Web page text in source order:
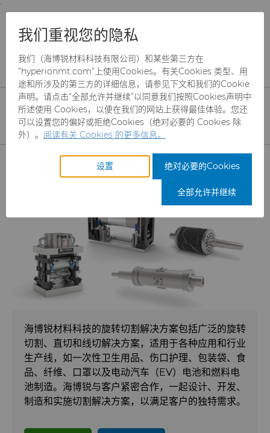
;
and information are based on this region.
Close Change region
CBN颗粒
CBN微粉
合成金刚石颗粒
超优级金刚石微粉
制罐模具
冲杯模具解决方案
拉伸模具解决方案
Extrusion Tooling Solutions
硬质合金棒料
高性能硬质合金棒料
通用硬质合金棒料
硬质合金轧辊
硬质合金轧辊
PCD & PCBN Tooling
研磨膏和研磨液
金刚石研磨膏
流体处理
卫生用品旋转切刀解决方案
高性能旋转切割解决方案，包括旋转切刀和
模块总成，广泛应用于各种工况，能够以更
高的速度进行切割，并具有持久可靠的切割
海博锐材料科技的旋转切割解决方案包括广泛的旋转
切割、直切和线切解决方案，适用于各种应用和行业
生产线，如一次性卫生用品、伤口护理、包装袋、食
品、纤维、口罩以及电动汽车（EV）电池和燃料电
池制造。海博锐与客户紧密合作，一起设计、开发、
制造和实施切割解决方案，以满足客户的独特需求。
我们重视您的隐私
我们（海博锐材料科技有限公司）和某些第三方在
“hyperionmt.com”上使用Cookies。有关Cookies 类型、用
途和所涉及的第三方的详细信息，请参见下文和我们的Cookie
声明。请点击“全部允许并继续”以同意我们按照Cookies声明中
所述使用 Cookies，以便在我们的网站上获得最佳体验。您还
可以设置您的偏好或拒绝Cookies（绝对必要的 Cookies 除
外）。 阅读有关 Cookies 的更多信息。
设置 绝对必要的Cookies
全部允许并继续